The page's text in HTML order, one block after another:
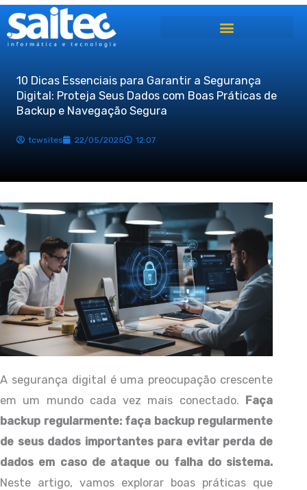
Ir
para
10 Dicas Essenciais para Garantir a Segurança
Digital: Proteja Seus Dados com Boas Práticas de
Backup e Navegação Segura
tcwsites 22/05/2025 12:07
A segurança digital é uma preocupação crescente
em um mundo cada vez mais conectado. Faça
backup regularmente: faça backup regularmente
de seus dados importantes para evitar perda de
dados em caso de ataque ou falha do sistema.
Neste artigo, vamos explorar boas práticas que